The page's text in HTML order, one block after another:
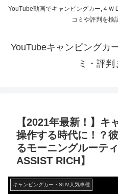
YouTube動画でキャンピングカー,４Ｗ
コミや評判を検
YouTubeキャンピングカ
ミ・評判
【2021年最新！】キ
操作する時代に！？
るモーニングルーテ
ASSIST RICH】
キャンピングカー・SUV人気車種